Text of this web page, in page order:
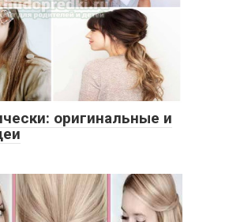
оригинальные и